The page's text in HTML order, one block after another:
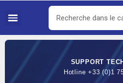
SUPPORT
Hotline +33 (0)1